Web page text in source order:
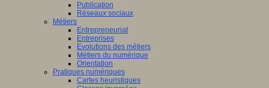
Publication
Réseaux sociaux
Métiers
Entrepreneuriat
Entreprises
Evolutions des métiers
Métiers du numérique
Orientation
Pratiques numériques
Cartes heuristiques